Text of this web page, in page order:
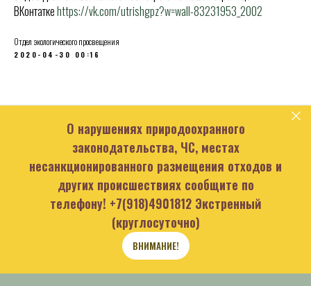
ВКонтаткеhttps://vk.com/utrishgpz?w=wall-83231953_2002
Отдел экологического просвещения
2020-04-30 00:16
О нарушениях природоохранного
законодательства, ЧС, местах
несанкционированного размещения отходов и
других происшествиях сообщите по
телефону! +7(918)4901812 Экстренный
(круглосуточно)
ВНИМАНИЕ!